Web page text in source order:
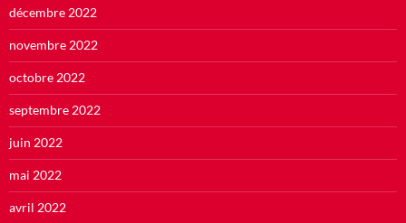
décembre 2022
novembre 2022
octobre 2022
septembre 2022
juin 2022
mai 2022
avril 2022